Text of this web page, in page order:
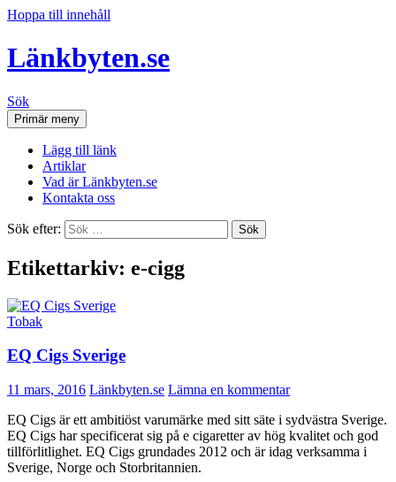
Hoppa till innehåll
Länkbyten.se
Sök
Primär meny
Lägg till länk
Artiklar
Vad är Länkbyten.se
Kontakta oss
Sök efter:
Etikettarkiv: e-cigg
Tobak
EQ Cigs Sverige
11 mars, 2016 Länkbyten.se Lämna en kommentar
EQ Cigs är ett ambitiöst varumärke med sitt säte i sydvästra Sverige.
EQ Cigs har specificerat sig på e cigaretter av hög kvalitet och god
tillförlitlighet. EQ Cigs grundades 2012 och är idag verksamma i
Sverige, Norge och Storbritannien.